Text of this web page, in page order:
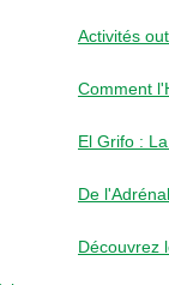
Activités
Comment
El Grifo :
De
Découvrez